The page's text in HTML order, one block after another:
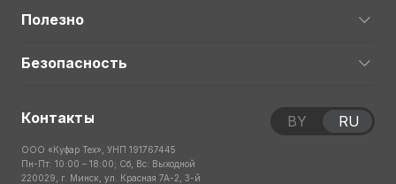
Полезно
Безопасность
Контакты
ООО «Куфар Тех», УНП 191767445
Пн-Пт: 10:00 – 18:00; Сб, Вс: Выходной
220029, г. Минск, ул. Красная 7А-2, 3-й
BY RU